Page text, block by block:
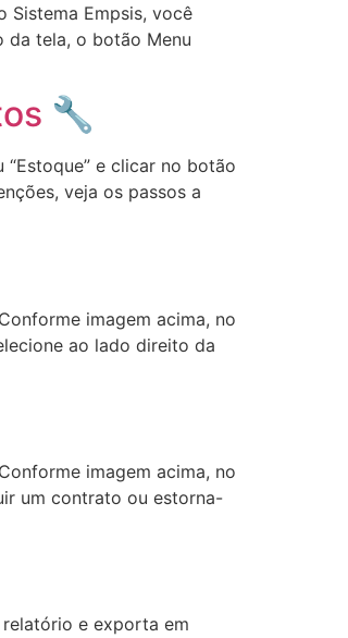
Sistema Empsis, você
da tela, o botão Menu
🔧
e clicar no botão
veja os passos a
imagem acima, no
ao lado direito da
imagem acima, no
um contrato ou estorna-
e exporta em